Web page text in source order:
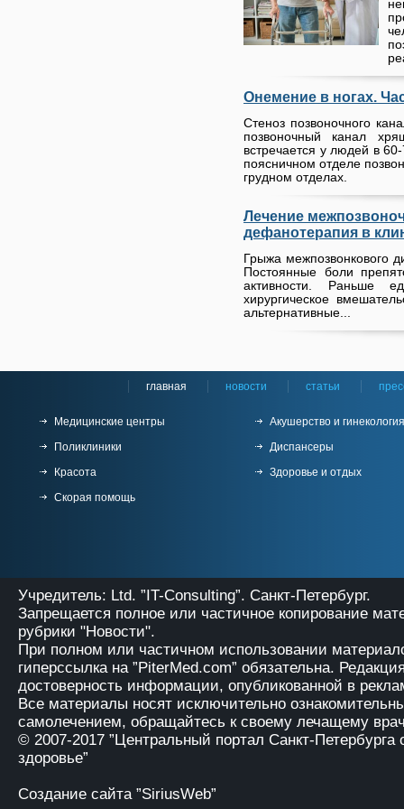
Онемение в ногах.
Стеноз позвоночного
позвоночный канал
встречается у людей в
поясничном отделе
грудном отделах.
Лечение
дефанотерапия в
Грыжа межпозвонкового
Постоянные боли
активности. Раньше
хирургическое
альтернативные...
главная новости статьи
Медицинские центры
Акушерство и гинекология
Поликлиники
Диспансеры
Красота
Здоровье и отдых
Скорая помощь
Учредитель: Ltd. ”IT-Consulting”. Санкт-Петербург.
Запрещается полное или частичное копирование
рубрики "Новости".
При полном или частичном использовании
гиперссылка на ”PiterMed.com” обязательна.
достоверность информации, опубликованной в
Все материалы носят исключительно
самолечением, обращайтесь к своему лечащему
© 2007-2017 ”Центральный портал Санкт-
здоровье”
Создание сайта ”SiriusWeb”